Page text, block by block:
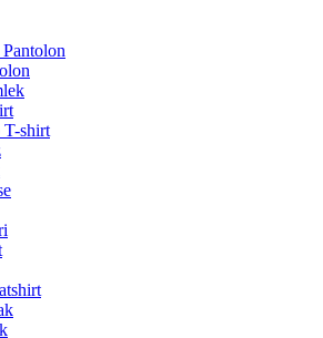
Pantolon
T-shirt